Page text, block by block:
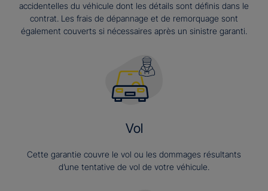
accidentelles du véhicule dont les détails sont définis dans le
contrat. Les frais de dépannage et de remorquage sont
également couverts si nécessaires après un sinistre garanti.
Vol
Cette garantie couvre le vol ou les dommages résultants
d’une tentative de vol de votre véhicule.